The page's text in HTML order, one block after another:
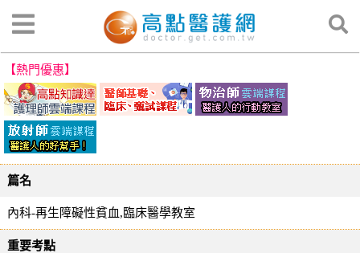
【熱門優惠】
篇名
內科-再生障礙性貧血,臨床醫學教室
重要考點